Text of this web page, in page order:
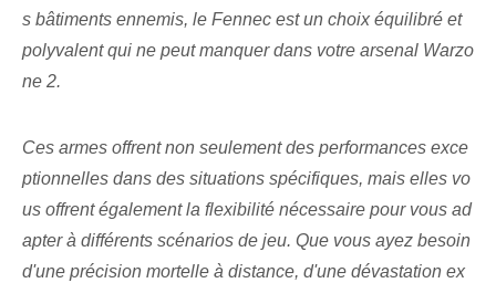
s bâtiments ennemis, le ⁢Fennec⁤ est un choix équilibré et
polyvalent qui ne peut manquer dans votre arsenal Warzo
ne 2.
Ces armes offrent non seulement des performances exce
ptionnelles dans des situations spécifiques, mais elles vo
us offrent également la flexibilité nécessaire pour vous ad
apter à différents scénarios de jeu. ‌Que vous ayez besoin
d'une précision mortelle à distance, d'une dévastation ex